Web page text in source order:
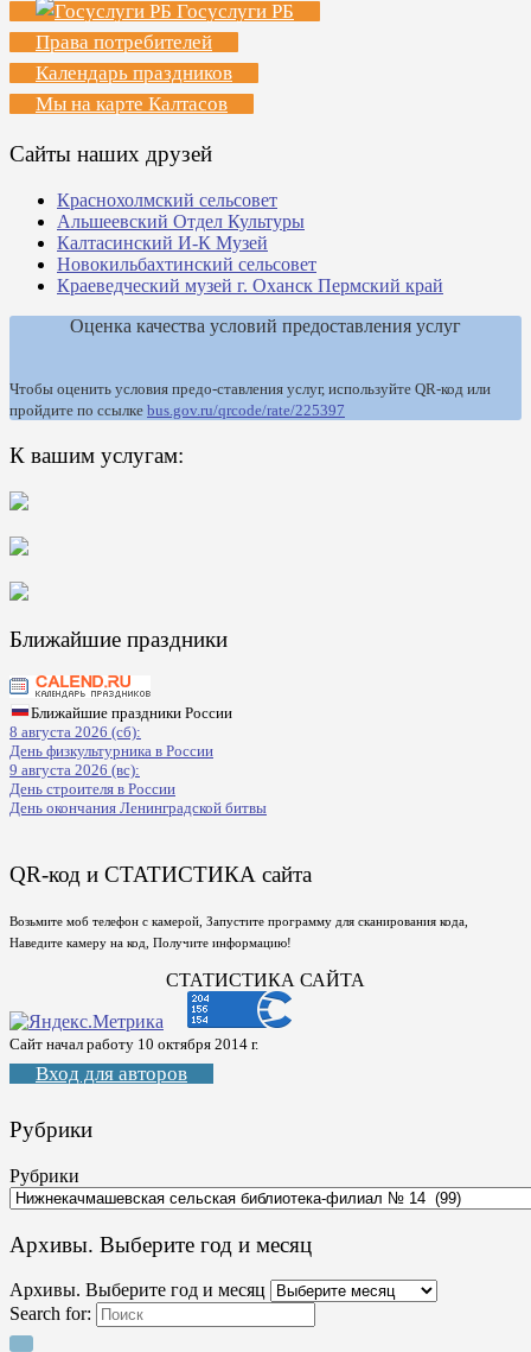
Госуслуги РБ
Права потребителей
Календарь праздников
Мы на карте Калтасов
Сайты наших друзей
Краснохолмский сельсовет
Альшеевский Отдел Культуры
Калтасинский И-К Музей
Новокильбахтинский сельсовет
Краеведческий музей г. Оханск Пермский край
Оценка качества условий предоставления услуг
Чтобы оценить условия предо-ставления услуг, используйте QR-код или
пройдите по ссылке bus.gov.ru/qrcode/rate/225397
К вашим услугам:
Ближайшие праздники
Ближайшие праздники России
8 августа 2026 (сб):
День физкультурника в России
9 августа 2026 (вс):
День строителя в России
День окончания Ленинградской битвы
QR-код и СТАТИСТИКА сайта
Возьмите моб телефон с камерой, Запустите программу для сканирования кода,
Наведите камеру на код, Получите информацию!
СТАТИСТИКА САЙТА
Сайт начал работу 10 октября 2014 г.
Вход для авторов
Рубрики
Рубрики
Архивы. Выберите год и месяц
Архивы. Выберите год и месяц
Search for: